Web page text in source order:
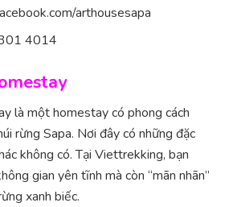
arthousesapa
4014
là một homestay có phong cách
rừng Sapa. Nơi đây có những đặc
không có. Tại Viettrekking, bạn
gian yên tĩnh mà còn “mãn nhãn”
xanh biếc.